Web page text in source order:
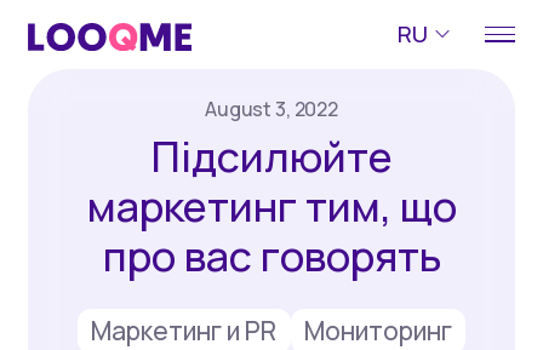
RU
August 3, 2022
Підсилюйте
маркетинг тим, що
про вас говорять
Маркетинг и PR Мониторинг